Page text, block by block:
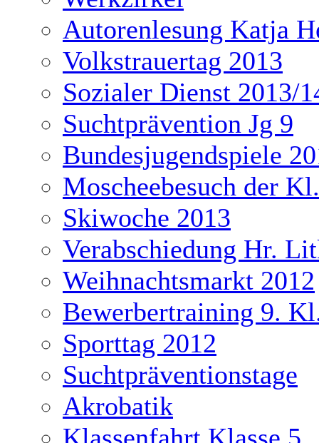
Autorenlesung Katja
Volkstrauertag 2013
Sozialer Dienst 2013/
Suchtprävention Jg 9
Bundesjugendspiele
Moscheebesuch der
Skiwoche 2013
Verabschiedung Hr.
Weihnachtsmarkt 2012
Bewerbertraining 9.
Sporttag 2012
Suchtpräventionstage
Akrobatik